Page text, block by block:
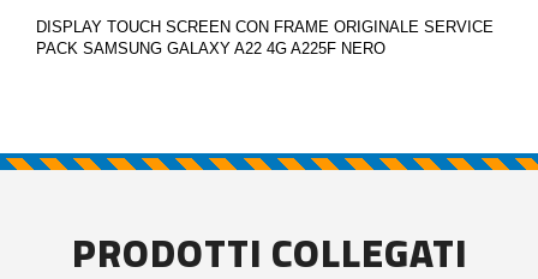
DISPLAY TOUCH SCREEN CON FRAME ORIGINALE SERVICE
PACK SAMSUNG GALAXY A22 4G A225F NERO
PRODOTTI COLLEGATI